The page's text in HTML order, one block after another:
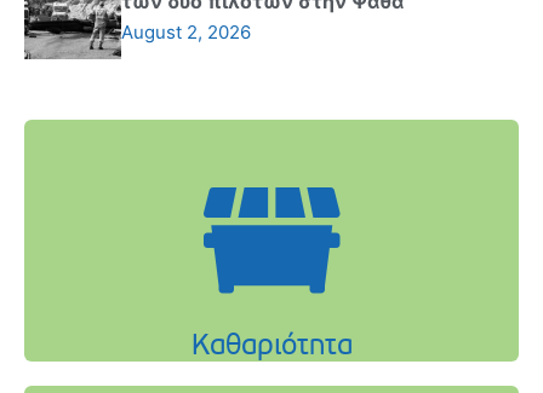
August 2, 2026